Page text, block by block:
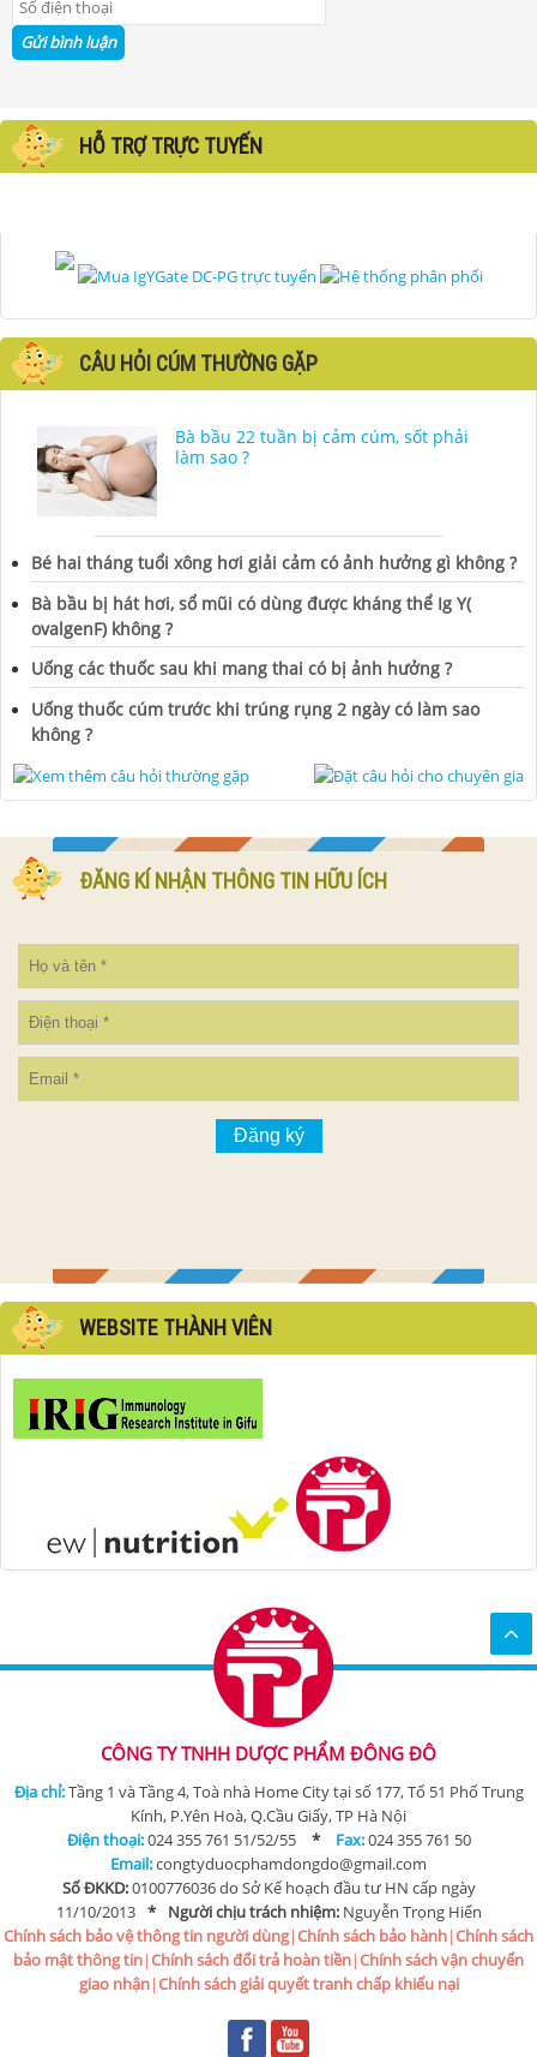
HỖ TRỢ TRỰC TUYẾN
CÂU HỎI CÚM THƯỜNG GẶP
Bà bầu 22 tuần bị cảm cúm, sốt phải
làm sao ?
Bé hai tháng tuổi xông hơi giải cảm có ảnh hưởng gì không ?
Bà bầu bị hát hơi, sổ mũi có dùng được kháng thể Ig Y(
ovalgenF) không ?
Uống các thuốc sau khi mang thai có bị ảnh hưởng ?
Uống thuốc cúm trước khi trúng rụng 2 ngày có làm sao
không ?
ĐĂNG KÍ NHẬN THÔNG TIN HỮU ÍCH
WEBSITE THÀNH VIÊN
CÔNG TY TNHH DƯỢC PHẨM ĐÔNG ĐÔ
Địa chỉ:Tầng 1 và Tầng 4, Toà nhà Home City tại số 177, Tổ 51 Phố Trung
Kính, P.Yên Hoà, Q.Cầu Giấy, TP Hà Nội
Điện thoại:024 355 761 51/52/55 * Fax:024 355 761 50
Email:congtyduocphamdongdo@gmail.com
Số ĐKKD:0100776036 do Sở Kế hoạch đầu tư HN cấp ngày
11/10/2013 * Người chịu trách nhiệm: Nguyễn Trọng Hiển
Chính sách bảo vệ thông tin người dùng|Chính sách bảo hành|Chính sách
bảo mật thông tin|Chính sách đổi trả hoàn tiền|Chính sách vận chuyển
giao nhận|Chính sách giải quyết tranh chấp khiếu nại